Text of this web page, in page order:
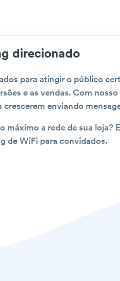
direcionado
para atingir o público
e as vendas. Com
crescerem enviando
máximo a rede de sua
de WiFi para convidados.